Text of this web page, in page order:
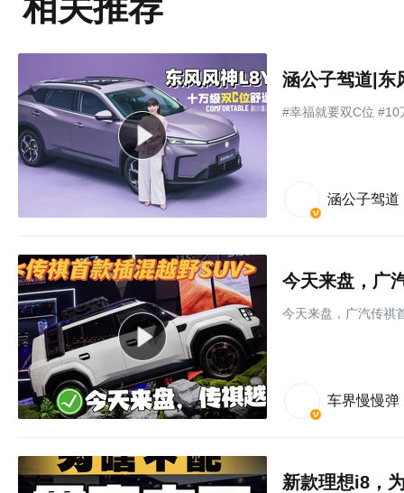
涵公子驾道|东
#幸福就要双C位 #10
涵公子驾道
今天来盘，广
今天来盘，广汽传祺
车界慢慢弹
新款理想i8，